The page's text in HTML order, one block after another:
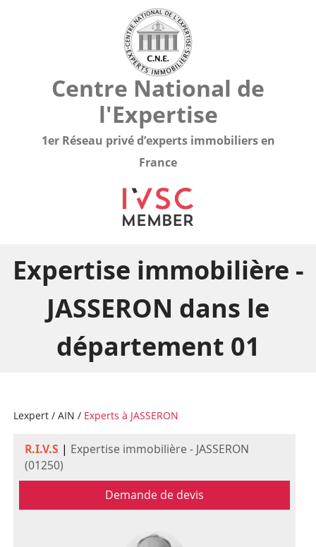
Centre National de
l'Expertise
1er Réseau privé d’experts immobiliers en
France
Expertise immobilière -
JASSERON dans le
département 01
Lexpert/ AIN / Experts à JASSERON
R.I.V.S | Expertise immobilière - JASSERON
(01250)
Demande de devis